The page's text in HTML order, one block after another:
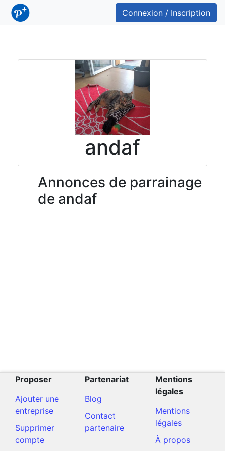
Connexion / Inscription
andaf
Annonces de parrainage
de andaf
Proposer
Ajouter une
entreprise
Supprimer
compte
Partenariat
Blog
Contact
partenaire
Mentions
légales
Mentions
légales
À propos